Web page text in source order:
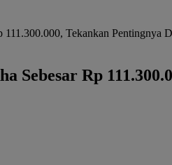
Tekankan Pentingnya
Rp